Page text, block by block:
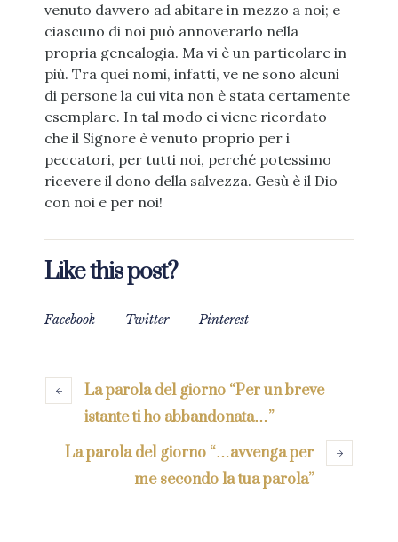
venuto davvero ad abitare in mezzo a noi; e
ciascuno di noi può annoverarlo nella
propria genealogia. Ma vi è un particolare in
più. Tra quei nomi, infatti, ve ne sono alcuni
di persone la cui vita non è stata certamente
esemplare. In tal modo ci viene ricordato
che il Signore è venuto proprio per i
peccatori, per tutti noi, perché potessimo
ricevere il dono della salvezza. Gesù è il Dio
con noi e per noi!
Like this post?
Facebook Twitter Pinterest
La parola del giorno “Per un breve
istante ti ho abbandonata…”
La parola del giorno “…avvenga per
me secondo la tua parola”